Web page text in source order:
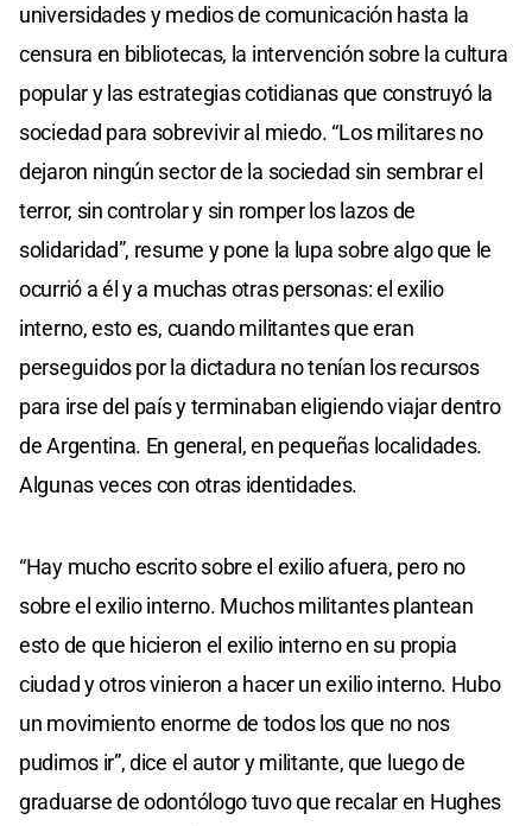
universidades y medios de comunicación hasta la
censura en bibliotecas, la intervención sobre la cultura
popular y las estrategias cotidianas que construyó la
sociedad para sobrevivir al miedo. “Los militares no
dejaron ningún sector de la sociedad sin sembrar el
terror, sin controlar y sin romper los lazos de
solidaridad”, resume y pone la lupa sobre algo que le
ocurrió a él y a muchas otras personas: el exilio
interno, esto es, cuando militantes que eran
perseguidos por la dictadura no tenían los recursos
para irse del país y terminaban eligiendo viajar dentro
de Argentina. En general, en pequeñas localidades.
Algunas veces con otras identidades.
“Hay mucho escrito sobre el exilio afuera, pero no
sobre el exilio interno. Muchos militantes plantean
esto de que hicieron el exilio interno en su propia
ciudad y otros vinieron a hacer un exilio interno. Hubo
un movimiento enorme de todos los que no nos
pudimos ir”, dice el autor y militante, que luego de
graduarse de odontólogo tuvo que recalar en Hughes